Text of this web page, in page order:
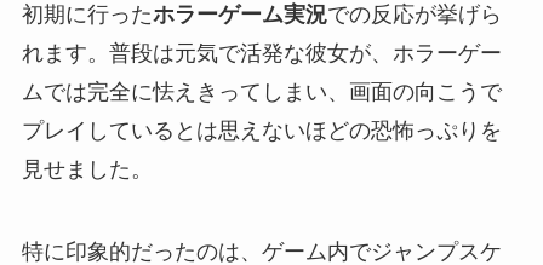
初期に行ったホラーゲーム実況での反応が挙げら
れます。普段は元気で活発な彼女が、ホラーゲー
ムでは完全に怯えきってしまい、画面の向こうで
プレイしているとは思えないほどの恐怖っぷりを
見せました。
特に印象的だったのは、ゲーム内でジャンプスケ